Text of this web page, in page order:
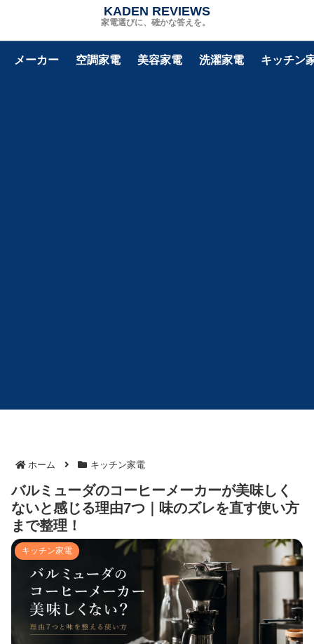
家電選びに、確かな答えを。
KADEN REVIEWS
メーカー 空調家電 美容家電 洗濯家電 キッチン
ホーム キッチン家電
バルミューダのコーヒーメーカーが美味しく
ないと感じる理由7つ｜味のズレを直す使い方
まで整理！
キッチン家電